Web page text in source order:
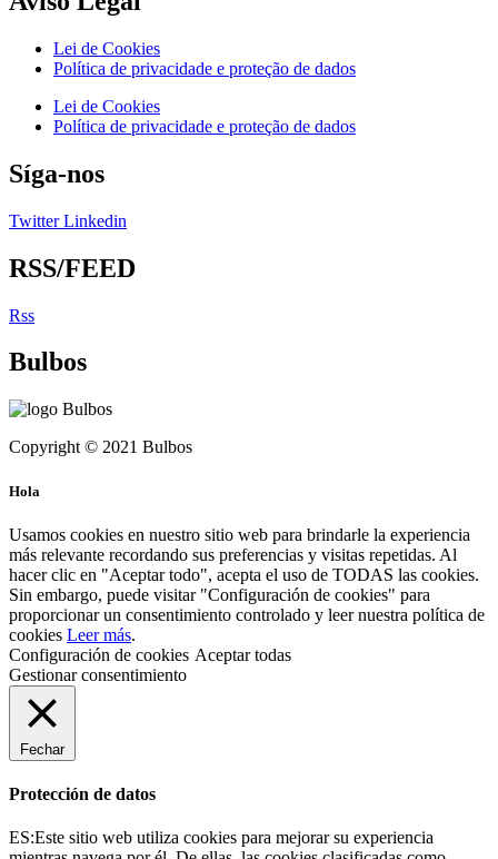
Lei de Cookies
Política de privacidade e proteção de dados
Lei de Cookies
Política de privacidade e proteção de dados
Síga-nos
Twitter Linkedin
RSS/FEED
Rss
Bulbos
Copyright © 2021 Bulbos
Hola
Usamos cookies en nuestro sitio web para brindarle la experiencia
más relevante recordando sus preferencias y visitas repetidas. Al
hacer clic en "Aceptar todo", acepta el uso de TODAS las cookies.
Sin embargo, puede visitar "Configuración de cookies" para
proporcionar un consentimiento controlado y leer nuestra política de
cookies Leer más.
Configuración de cookies Aceptar todas
Gestionar consentimiento
Fechar
Protección de datos
ES:Este sitio web utiliza cookies para mejorar su experiencia